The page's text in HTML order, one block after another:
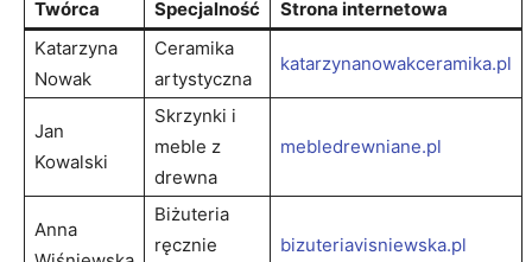
Twórca Specjalność
Strona internetowa
Katarzyna​
Nowak
Ceramika
artystyczna
katarzynanowakceramika.pl
Jan
Kowalski
Skrzynki ⁢i​
meble z
drewna
mebledrewniane.pl
Anna
Biżuteria
ręcznie
bizuteriavisniewska.pl